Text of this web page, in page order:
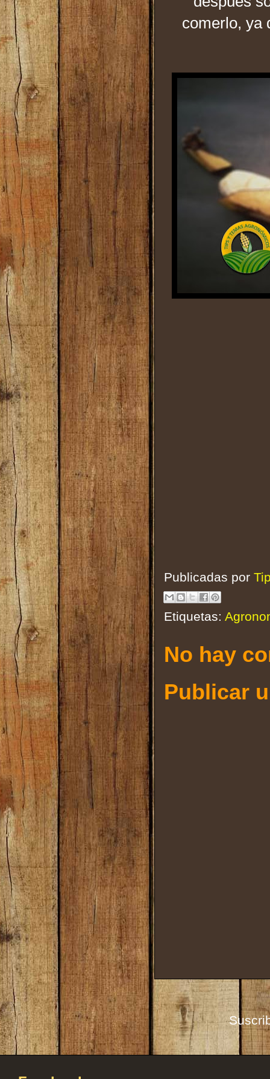
comerlo, ya
Publicadas por
Etiquetas:
No hay
Publicar